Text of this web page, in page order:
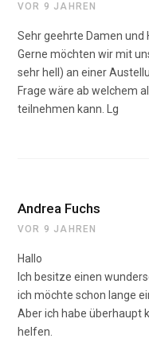
VOR 9 JAHREN
Sehr geehrte Damen und
Gerne möchten wir mit
sehr hell) an einer
Frage wäre ab welchem
teilnehmen kann. Lg
Andrea Fuchs
VOR 9 JAHREN
Hallo
Ich besitze einen
ich möchte schon lange
Aber ich habe überhaupt
helfen.